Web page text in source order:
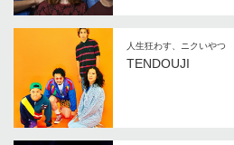
人生狂わす、ニクいやつ
TENDOUJI